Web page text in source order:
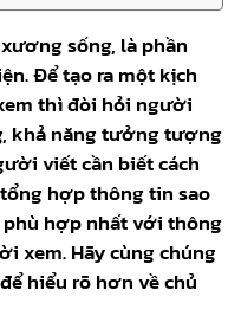
sống, là phần
Để tạo ra một kịch
thì đòi hỏi người
khả năng tưởng tượng
viết cần biết cách
hợp thông tin sao
hợp nhất với thông
xem. Hãy cùng chúng
hiểu rõ hơn về chủ